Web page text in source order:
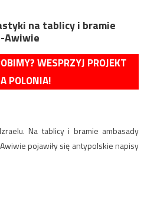
na tablicy i bramie
Awiwie
WESPRZYJ PROJEKT
POLONIA!
Na tablicy i bramie ambasady
pojawiły się antypolskie napisy